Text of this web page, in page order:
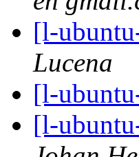
[l-
Lucena
[l-
[l-